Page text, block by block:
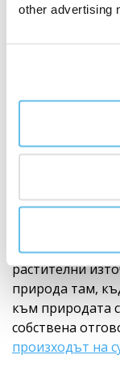
other advertising
Качествени
От произхода
внимателно
произхода,
съставка.
растителни
природа там,
към природата
собствена
произходът на